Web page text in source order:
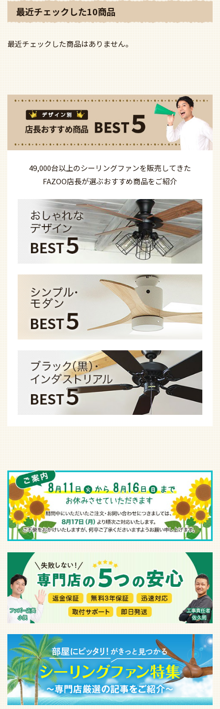
最近チェックした10商品
最近チェックした商品はありません。
49,000台以上のシーリングファンを販売してきた
FAZOO店長が選ぶおすすめ商品をご紹介